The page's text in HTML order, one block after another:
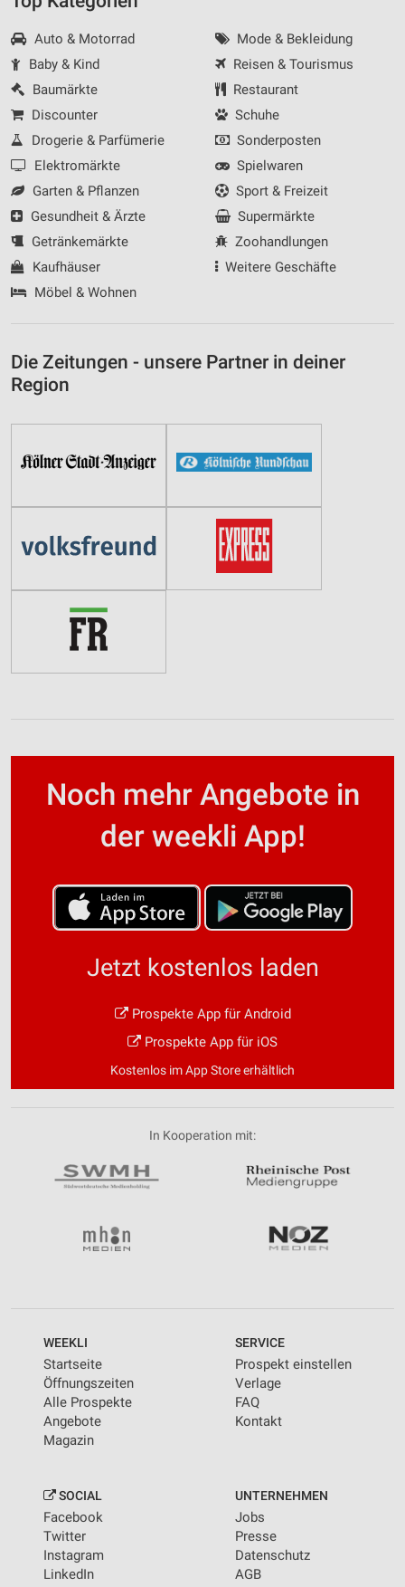
Auto & Motorrad
Baby & Kind
Baumärkte
Discounter
Drogerie & Parfümerie
Elektromärkte
Garten & Pflanzen
Gesundheit & Ärzte
Getränkemärkte
Kaufhäuser
Möbel & Wohnen
Mode & Bekleidung
Reisen & Tourismus
Restaurant
Schuhe
Sonderposten
Spielwaren
Sport & Freizeit
Supermärkte
Zoohandlungen
Weitere Geschäfte
Die Zeitungen - unsere Partner in deiner
Region
Noch mehr Angebote in
der weekli App!
Jetzt kostenlos laden
Prospekte App für Android
Prospekte App für iOS
Kostenlos im App Store erhältlich
In Kooperation mit:
WEEKLI
Startseite
Öffnungszeiten
Alle Prospekte
Angebote
Magazin
SERVICE
Prospekt einstellen
Verlage
FAQ
Kontakt
SOCIAL
Facebook
Twitter
Instagram
LinkedIn
UNTERNEHMEN
Jobs
Presse
Datenschutz
AGB